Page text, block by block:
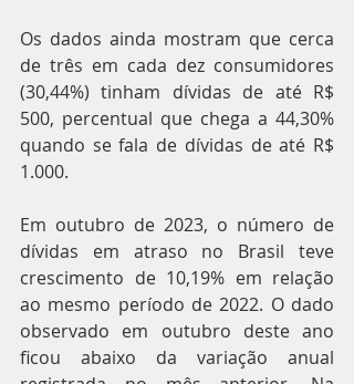
Os dados ainda mostram que cerca
de três em cada dez consumidores
(30,44%) tinham dívidas de até R$
500, percentual que chega a 44,30%
quando se fala de dívidas de até R$
1.000.
Em outubro de 2023, o número de
dívidas em atraso no Brasil teve
crescimento de 10,19% em relação
ao mesmo período de 2022. O dado
observado em outubro deste ano
ficou abaixo da variação anual